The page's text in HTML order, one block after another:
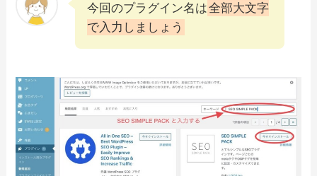
今回のプラグイン名は全部大文字
で入力しましょう